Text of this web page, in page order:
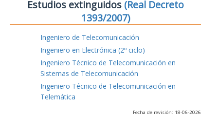
Estudios extinguidos (Real Decreto
1393/2007)
Ingeniero de Telecomunicación
Ingeniero en Electrónica (2º ciclo)
Ingeniero Técnico de Telecomunicación en
Sistemas de Telecomunicación
Ingeniero Técnico de Telecomunicación en
Telemática
Fecha de revisión: 18-06-2026